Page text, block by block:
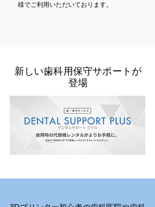
様でご利用いただいております。
新しい歯科用保守サポートが
登場